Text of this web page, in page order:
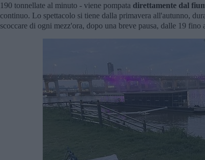
190 tonnellate al minuto - viene pompata direttamente dal
continuo. Lo spettacolo si tiene dalla primavera all'autunno,
scoccare di ogni mezz'ora, dopo una breve pausa, dalle 19 fino